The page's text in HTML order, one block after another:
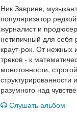
Ник Завриев,
популяризатор
журналист и
нетипичный для себя
краут-рок. От нежных
треков - к
монотонности,
структурированности
разумного над
Слушать альбом